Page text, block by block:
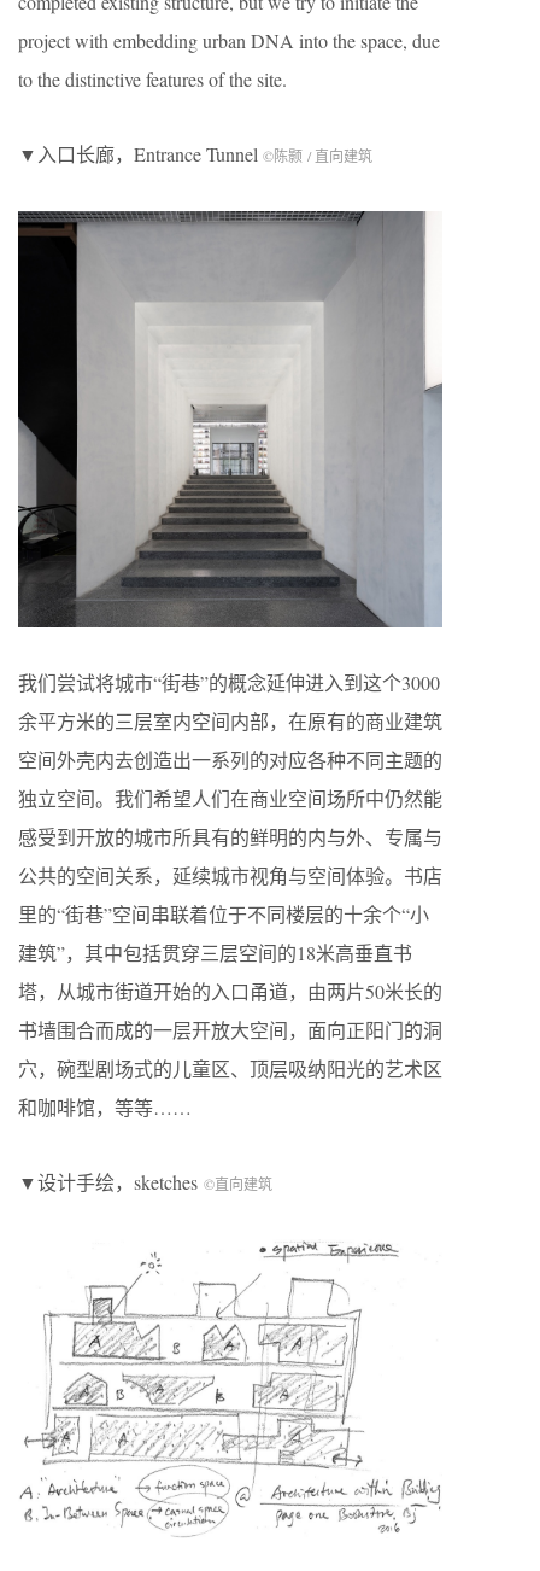
project with embedding urban DNA into the space, due
to the distinctive features of the site.
▼入口长廊，Entrance Tunnel ©陈颢 / 直向建筑
我们尝试将城市“街巷”的概念延伸进入到这个3000
余平方米的三层室内空间内部，在原有的商业建筑
空间外壳内去创造出一系列的对应各种不同主题的
独立空间。我们希望人们在商业空间场所中仍然能
感受到开放的城市所具有的鲜明的内与外、专属与
公共的空间关系，延续城市视角与空间体验。书店
里的“街巷”空间串联着位于不同楼层的十余个“小
建筑”，其中包括贯穿三层空间的18米高垂直书
塔，从城市街道开始的入口甬道，由两片50米长的
书墙围合而成的一层开放大空间，面向正阳门的洞
穴，碗型剧场式的儿童区、顶层吸纳阳光的艺术区
和咖啡馆，等等……
▼设计手绘，sketches ©直向建筑